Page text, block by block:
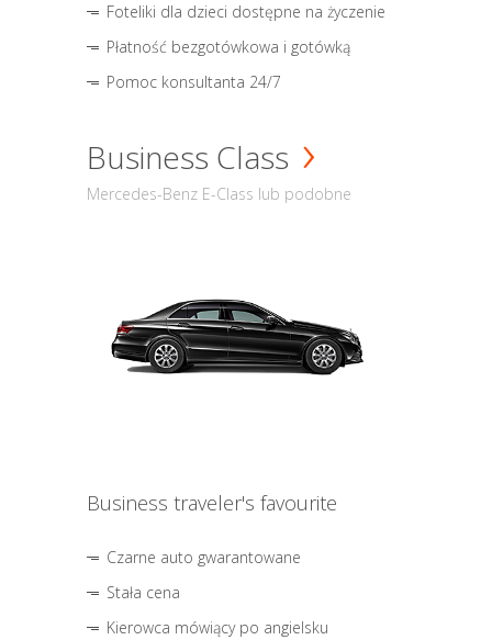
Foteliki dla dzieci dostępne na życzenie
Płatność bezgotówkowa i gotówką
Pomoc konsultanta 24/7
Business Class
Mercedes-Benz E-Class lub podobne
Business traveler's favourite
Czarne auto gwarantowane
Stała cena
Kierowca mówiący po angielsku